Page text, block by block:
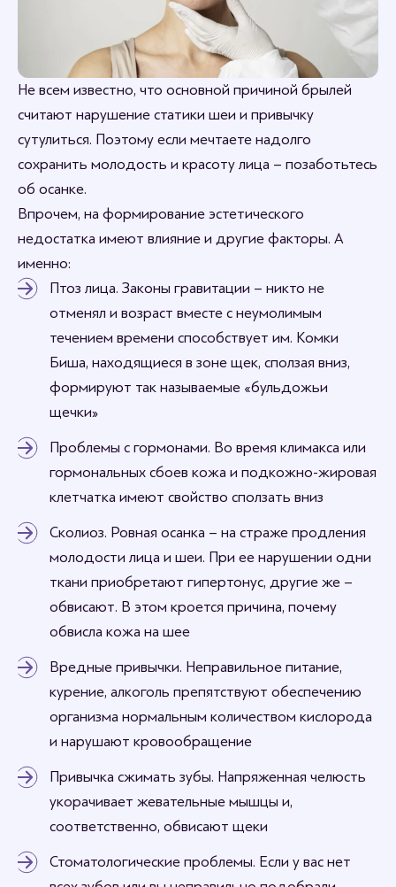
Не всем известно, что основной причиной брылей
считают нарушение статики шеи и привычку
сутулиться. Поэтому если мечтаете надолго
сохранить молодость и красоту лица – позаботьтесь
об осанке.
Впрочем, на формирование эстетического
недостатка имеют влияние и другие факторы. А
именно:
Птоз лица. Законы гравитации – никто не
отменял и возраст вместе с неумолимым
течением времени способствует им. Комки
Биша, находящиеся в зоне щек, сползая вниз,
формируют так называемые «бульдожьи
щечки»
Проблемы с гормонами. Во время климакса или
гормональных сбоев кожа и подкожно-жировая
клетчатка имеют свойство сползать вниз
Сколиоз. Ровная осанка – на страже продления
молодости лица и шеи. При ее нарушении одни
ткани приобретают гипертонус, другие же –
обвисают. В этом кроется причина, почему
обвисла кожа на шее
Вредные привычки. Неправильное питание,
курение, алкоголь препятствуют обеспечению
организма нормальным количеством кислорода
и нарушают кровообращение
Привычка сжимать зубы. Напряженная челюсть
укорачивает жевательные мышцы и,
соответственно, обвисают щеки
Стоматологические проблемы. Если у вас нет